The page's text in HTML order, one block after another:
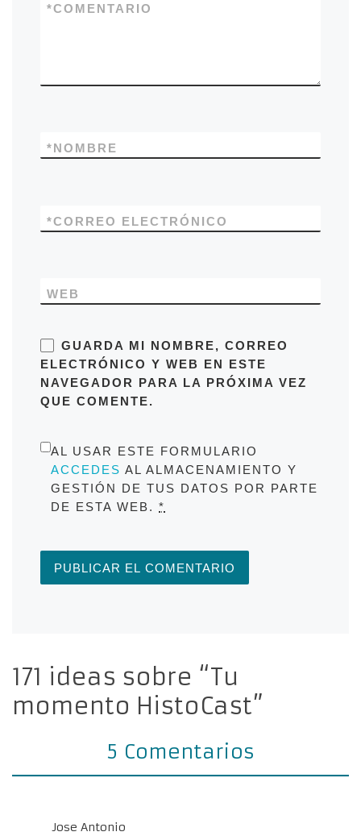
COMENTARIO
*
NOMBRE
*
CORREO ELECTRÓNICO
*
WEB
GUARDA MI NOMBRE, CORREO
ELECTRÓNICO Y WEB EN ESTE
NAVEGADOR PARA LA PRÓXIMA VEZ
QUE COMENTE.
AL USAR ESTE FORMULARIO
ACCEDES AL ALMACENAMIENTO Y
GESTIÓN DE TUS DATOS POR PARTE
DE ESTA WEB. *
171 ideas sobre “Tu
momento HistoCast”
5 Comentarios
Jose Antonio